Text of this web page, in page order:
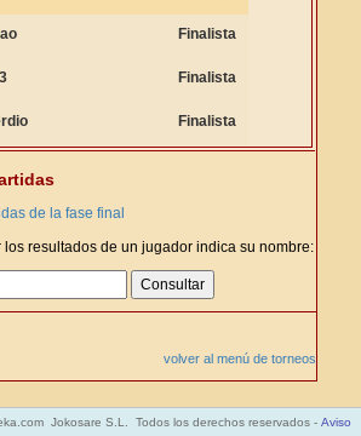
Finalista
Finalista
Finalista
de la fase final
los resultados de un jugador indica su nombre:
volver al menú de torneos
Jokosare S.L. Todos los derechos reservados - Aviso